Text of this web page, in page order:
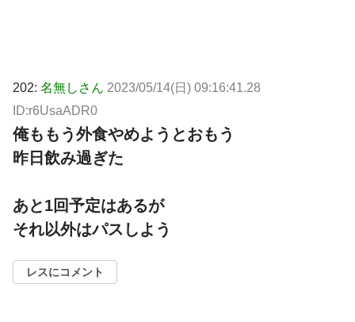
202: 名無しさん 2023/05/14(日) 09:16:41.28
ID:r6UsaADR0
俺ももう外食やめようとおもう
昨日飲み過ぎた
あと1回予定はあるが
それ以外はパスしよう
レスにコメント